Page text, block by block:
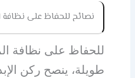
نصائح للحفاظ على
للحفاظ على نظافة
طويلة، ينصح ركن